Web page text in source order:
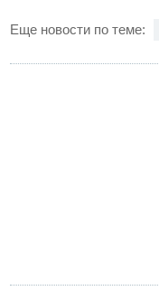
Еще новости по теме: